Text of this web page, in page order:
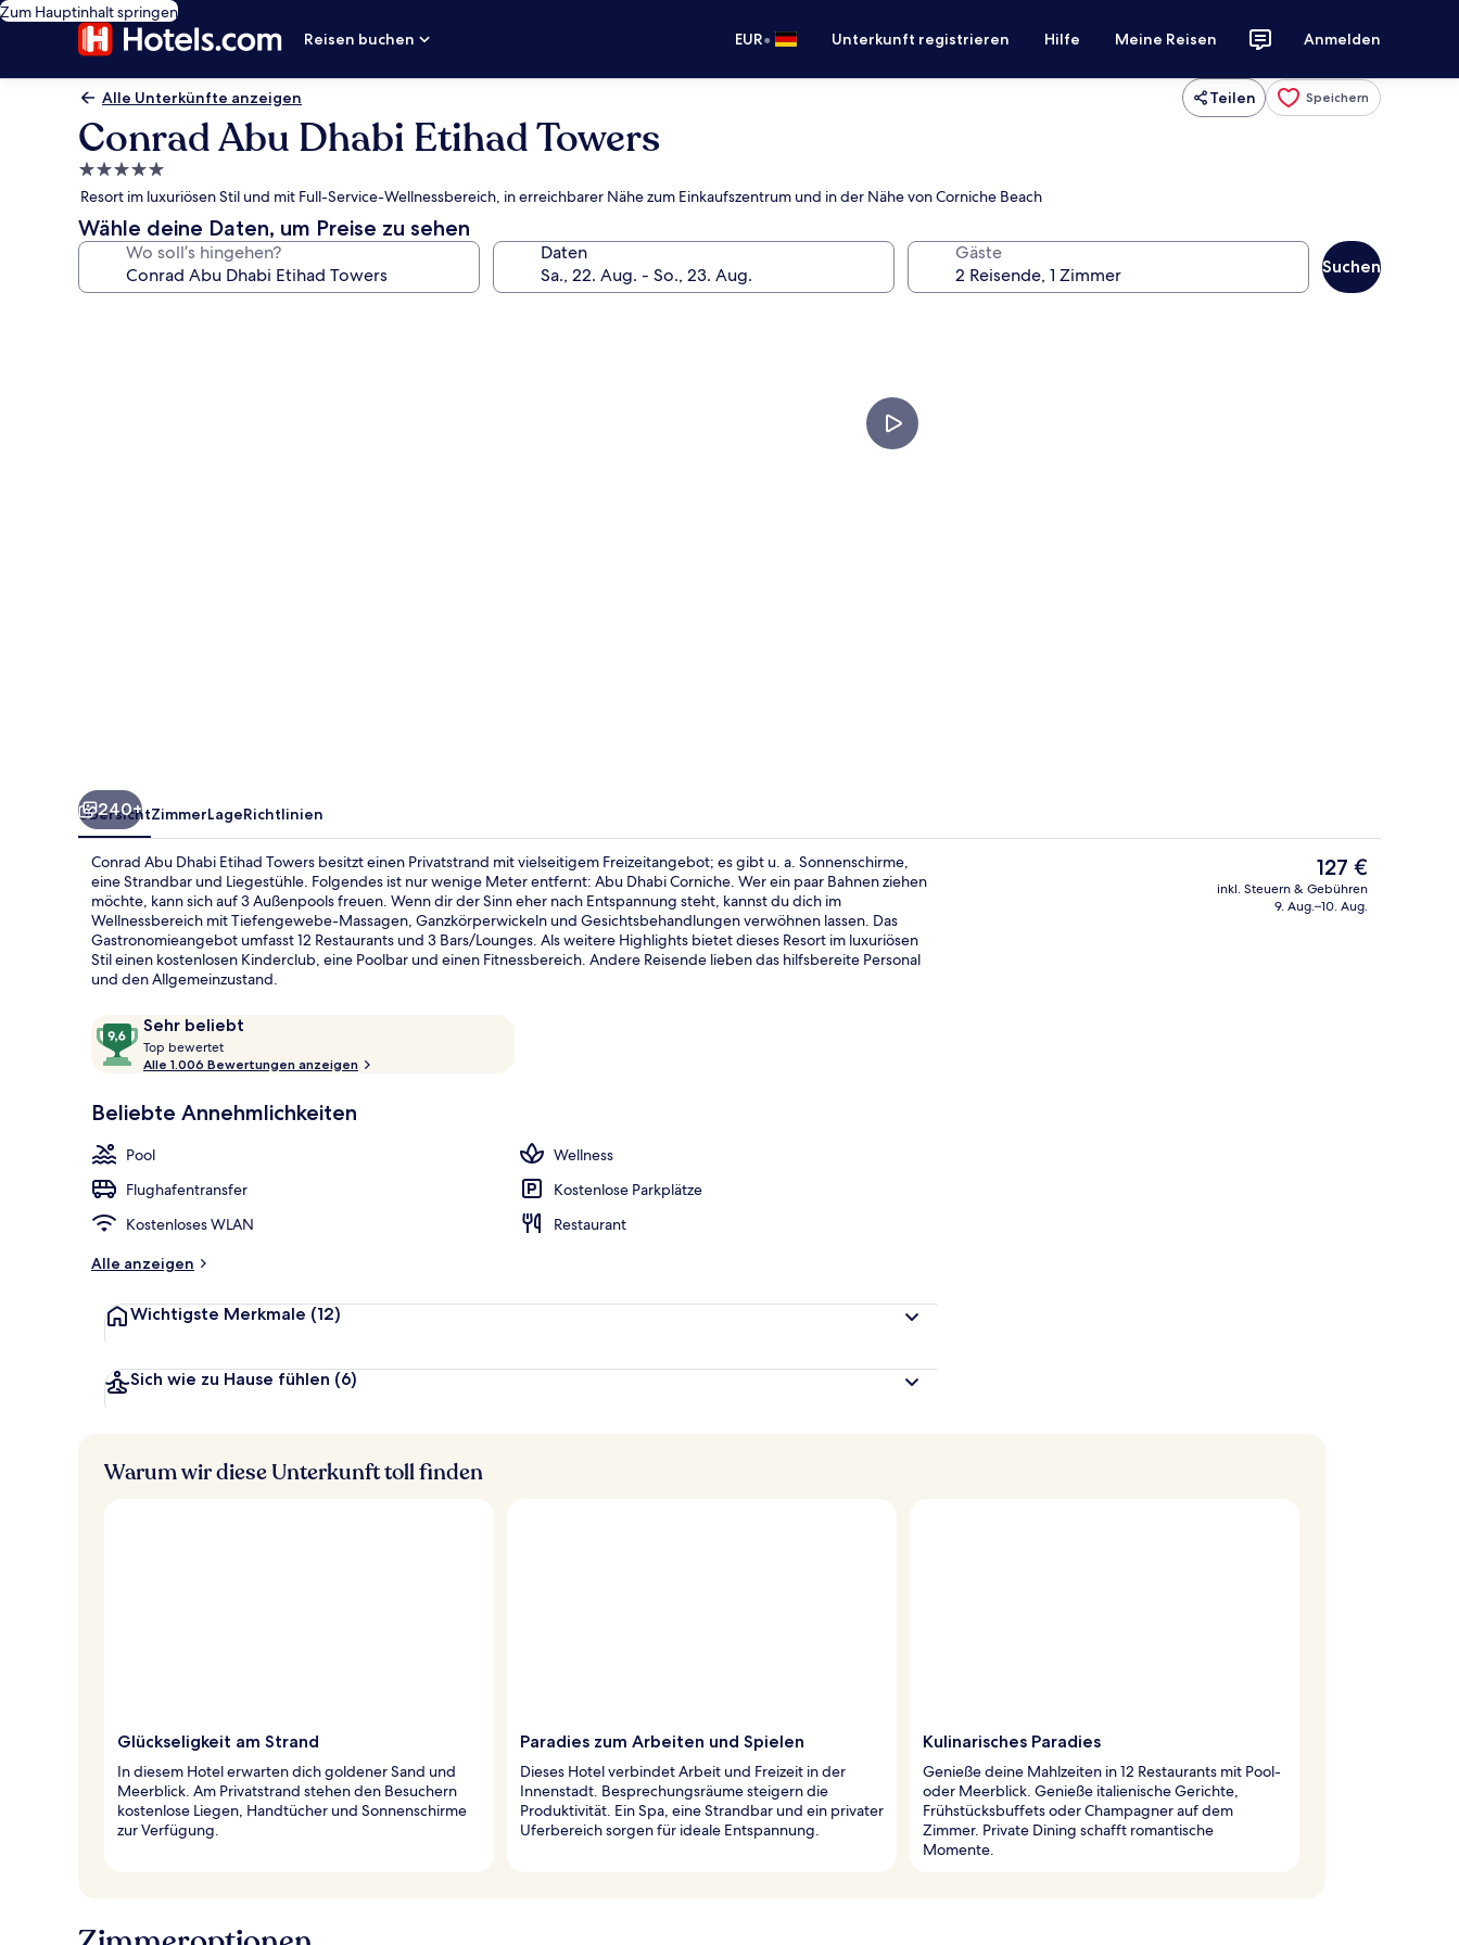
Zum Hauptinhalt springen
Reisen buchen
EUR• Unterkunft registrieren Hilfe Meine Reisen Anmelden
Alle Unterkünfte anzeigen Teilen Speichern
Conrad Abu Dhabi Etihad Towers
5.0-
Sterne-
Unterkunft
Resort im luxuriösen Stil und mit Full-Service-Wellnessbereich, in erreichbarer Nähe zum Einkaufszentrum und in der Nähe von Corniche Beach
Wähle deine Daten, um Preise zu sehen
Wo soll’s hingehen? Daten Gäste
Suchen
Lobby Außenbereich
240+
ÜbersichtZimmerLageRichtlinien
Conrad Abu Dhabi Etihad Towers besitzt einen Privatstrand mit vielseitigem Freizeitangebot; es gibt u. a. Sonnenschirme,
eine Strandbar und Liegestühle. Folgendes ist nur wenige Meter entfernt: Abu Dhabi Corniche. Wer ein paar Bahnen ziehen
möchte, kann sich auf 3 Außenpools freuen. Wenn dir der Sinn eher nach Entspannung steht, kannst du dich im
Wellnessbereich mit Tiefengewebe-Massagen, Ganzkörperwickeln und Gesichtsbehandlungen verwöhnen lassen. Das
Gastronomieangebot umfasst 12 Restaurants und 3 Bars/Lounges. Als weitere Highlights bietet dieses Resort im luxuriösen
Stil einen kostenlosen Kinderclub, eine Poolbar und einen Fitnessbereich. Andere Reisende lieben das hilfsbereite Personal
und den Allgemeinzustand.
Bewertungen
Sehr beliebt
9,6
von
10,
beliebt
Top bewertet
o
b
e
r
t
Alle 1.006 Bewertungen anzeigen
Beliebte Annehmlichkeiten
Pool
Wellness
Flughafentransfer
Kostenlose Parkplätze
Kostenloses WLAN
Restaurant
Alle anzeigen
Wichtigste Merkmale (12)
Sich wie zu Hause fühlen (6)
Der
aktuelle
Preis
127 €
inkl. Steuern & Gebühren
9. Aug.–10. Aug.
Warum wir diese Unterkunft toll finden
Glückseligkeit am Strand
In diesem Hotel erwarten dich goldener Sand und
Meerblick. Am Privatstrand stehen den Besuchern
kostenlose Liegen, Handtücher und Sonnenschirme
zur Verfügung.
Paradies zum Arbeiten und Spielen
Dieses Hotel verbindet Arbeit und Freizeit in der
Innenstadt. Besprechungsräume steigern die
Produktivität. Ein Spa, eine Strandbar und ein privater
Uferbereich sorgen für ideale Entspannung.
Kulinarisches Paradies
Genieße deine Mahlzeiten in 12 Restaurants mit Pool-
oder Meerblick. Genieße italienische Gerichte,
Frühstücksbuffets oder Champagner auf dem
Zimmer. Private Dining schafft romantische
Momente.